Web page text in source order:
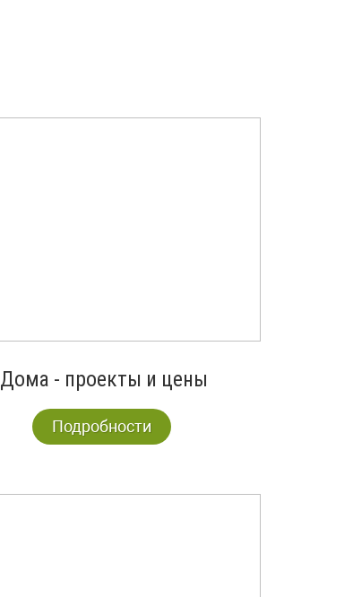
Дома - проекты и цены
Подробности